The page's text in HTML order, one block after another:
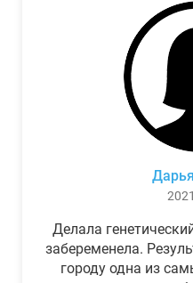
Делала
забеременела.
городу одна из